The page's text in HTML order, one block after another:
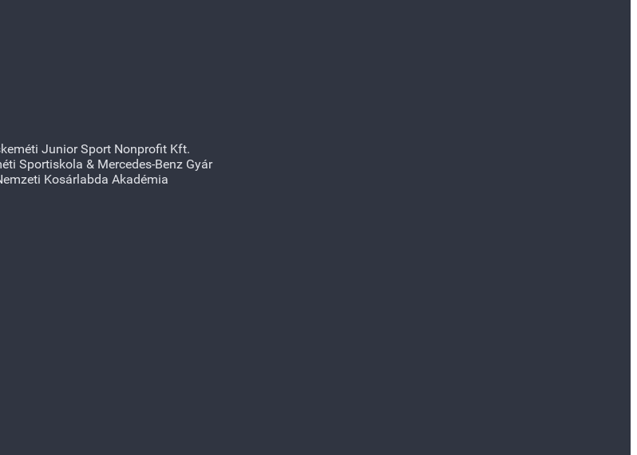
Junior Sport Nonprofit Kft.
Sportiskola & Mercedes-Benz Gyár
Kosárlabda Akadémia